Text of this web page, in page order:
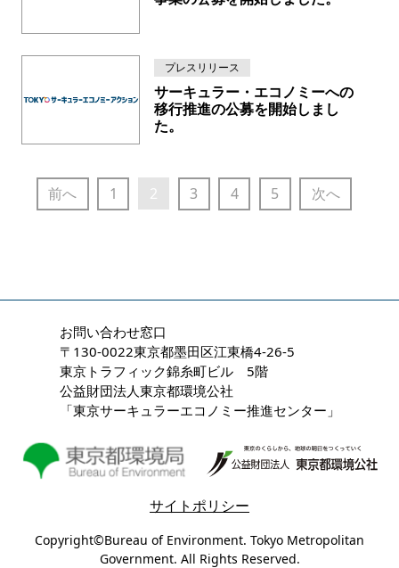
プレスリリース
サーキュラー・エコノミーへの
移行推進の公募を開始しまし
た。
前へ 1 2 3 4 5 次へ
お問い合わせ窓口
〒130-0022東京都墨田区江東橋4-26-5
東京トラフィック錦糸町ビル 5階
公益財団法人東京都環境公社
「東京サーキュラーエコノミー推進センター」
サイトポリシー
Copyright©Bureau of Environment. Tokyo Metropolitan
Government. All Rights Reserved.